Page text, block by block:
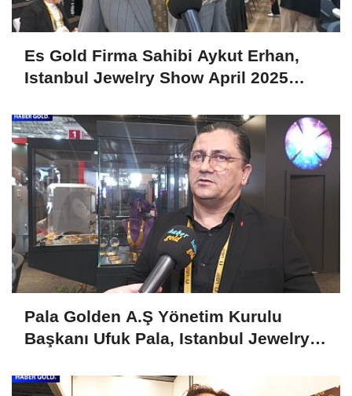
Es Gold Firma Sahibi Aykut Erhan,
Istanbul Jewelry Show April 2025
Pala Golden A.Ş Yönetim Kurulu
Başkanı Ufuk Pala, Istanbul Jewelry